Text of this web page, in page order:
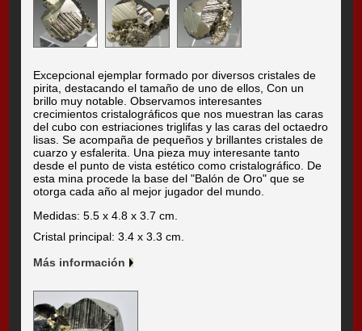
Excepcional ejemplar formado por diversos cristales de
pirita, destacando el tamaño de uno de ellos, Con un
brillo muy notable. Observamos interesantes
crecimientos cristalográficos que nos muestran las caras
del cubo con estriaciones triglifas y las caras del octaedro
lisas. Se acompaña de pequeños y brillantes cristales de
cuarzo y esfalerita. Una pieza muy interesante tanto
desde el punto de vista estético como cristalográfico. De
esta mina procede la base del "Balón de Oro" que se
otorga cada año al mejor jugador del mundo.
Medidas: 5.5 x 4.8 x 3.7 cm.
Cristal principal: 3.4 x 3.3 cm.
Más información